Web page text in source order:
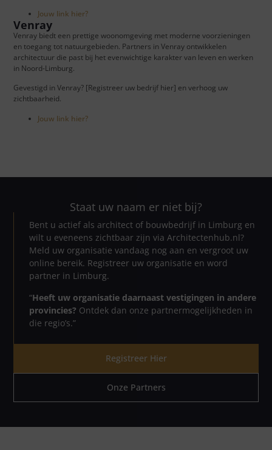
Venray
Venray biedt een prettige woonomgeving met moderne voorzieningen
en toegang tot natuurgebieden. Partners in Venray ontwikkelen
architectuur die past bij het evenwichtige karakter van leven en werken
in Noord-Limburg.
Gevestigd in Venray? [Registreer uw bedrijf hier] en verhoog uw
zichtbaarheid.
Jouw link hier?
Jouw link hier?
Staat uw naam er niet bij?
Bent u actief als architect of bouwbedrijf in Limburg en
wilt u eveneens zichtbaar zijn via Architectenhub.nl?
Meld uw organisatie vandaag nog aan en vergroot uw
online bereik. Registreer uw organisatie en word
partner in Limburg.
“Heeft uw organisatie daarnaast vestigingen in andere
provincies? Ontdek dan onze partnermogelijkheden in
die regio’s.”
Registreer Hier
Onze Partners